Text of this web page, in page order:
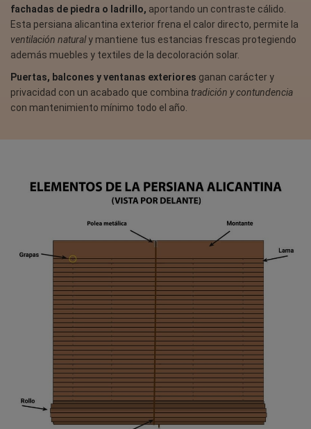
fachadas de piedra o ladrillo, aportando un contraste cálido.
Esta persiana alicantina exterior frena el calor directo, permite la
ventilación naturaly mantiene tus estancias frescas protegiendo
además muebles y textiles de la decoloración solar.
Puertas, balcones y ventanas exteriores ganan carácter y
privacidad con un acabado que combina tradición y contundencia
con mantenimiento mínimo todo el año.